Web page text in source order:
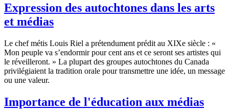
Expression des autochtones dans les arts
et médias
Le chef métis Louis Riel a prétendument prédit au XIXe siècle : «
Mon peuple va s’endormir pour cent ans et ce seront ses artistes qui
le réveilleront. » La plupart des groupes autochtones du Canada
privilégiaient la tradition orale pour transmettre une idée, un message
ou une valeur.
Importance de l'éducation aux médias